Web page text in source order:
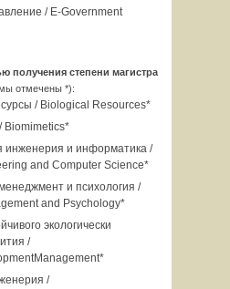
/ E-Government
получения степени магистра
отмечены *):
/ Biological Resources*
Biomimetics*
и информатика /
and Computer Science*
и психология /
and Psychology*
экологически
/
/